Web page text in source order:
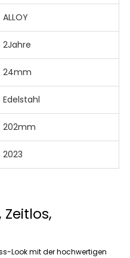
ALLOY
2Jahre
24mm
Edelstahl
202mm
2023
Look mit der hochwertigen